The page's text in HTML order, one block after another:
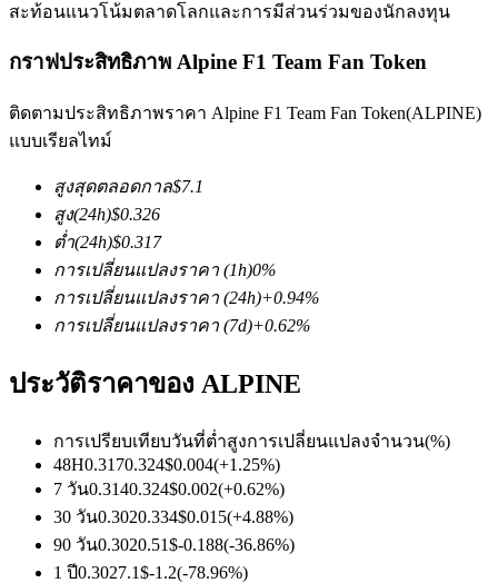
TradFi
อนุพันธ์ของหุ้น ฟอเร็กซ์ โลหะมีค่า และสินค้าโภคภัณฑ์
ฟิวเจอร์สที่ใช้ USDC เป็นหลักประกัน
สะท้อนแนวโน้มตลาดโลกและการมีส่วนร่วมของนักลงทุน
กราฟประสิทธิภาพ Alpine F1 Team Fan Token
ติดตามประสิทธิภาพราคา Alpine F1 Team Fan Token(ALPINE)
แบบเรียลไทม์
สูงสุดตลอดกาล$7.1
สูง(24h)$0.326
ต่ำ(24h)$0.317
การเปลี่ยนแปลงราคา (1h)0%
การเปลี่ยนแปลงราคา (24h)+0.94%
การเปลี่ยนแปลงราคา (7d)+0.62%
ประวัติราคาของ ALPINE
การเปรียบเทียบวันที่ต่ำสูงการเปลี่ยนแปลงจำนวน(%)
48H0.3170.324$0.004(+1.25%)
7 วัน0.3140.324$0.002(+0.62%)
30 วัน0.3020.334$0.015(+4.88%)
90 วัน0.3020.51$-0.188(-36.86%)
1 ปี0.3027.1$-1.2(-78.96%)